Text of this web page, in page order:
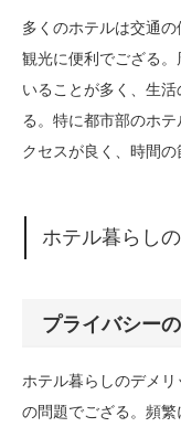
多くのホテルは交通
観光に便利でござる
いることが多く、生
る。特に都市部のホ
クセスが良く、時間の
ホテル暮らし
プライバシー
ホテル暮らしのデメ
の問題でござる。頻